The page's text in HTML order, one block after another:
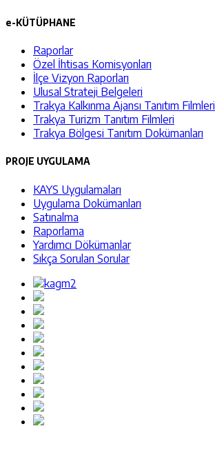
e-KÜTÜPHANE
Raporlar
Özel İhtisas Komisyonları
İlçe Vizyon Raporları
Ulusal Strateji Belgeleri
Trakya Kalkınma Ajansı Tanıtım Filmleri
Trakya Turizm Tanıtım Filmleri
Trakya Bölgesi Tanıtım Dokümanları
PROJE UYGULAMA
KAYS Uygulamaları
Uygulama Dokümanları
Satınalma
Raporlama
Yardımcı Dökümanlar
Sıkça Sorulan Sorular